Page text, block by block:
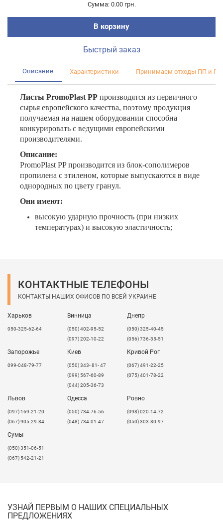
Сумма: 0.00 грн.
В корзину
Быстрый заказ
Описание Характеристики Принимаем отходы ПП и ПЭ
Листы PromoPlast PP производятся из первичного
сырья европейского качества, поэтому продукция
получаемая на нашем оборудовании способна
конкурировать с ведущими европейскими
производителями.
Описание:
PromoPlast PP производится из блок-сополимеров
пропилена с этиленом, которые выпускаются в виде
однородных по цвету гранул.
Они имеют:
высокую ударную прочность (при низких
температурах) и высокую эластичность;
полипропилена, а также при эксплуатации
изделий из него.
выпустить листы PromoPlast PP под заказ.
На выбор клиента: размер, цвет, наличие УФ-
стабилизатора, функциональные добавки и т.д.
Минимальный заказ от 3-х тонн.
В процессе производства соблюдается контроль
качества и производятся собственные испытания
сертификаты: ТУ, санитарно-эпидемиологические
заключения на продукцию и ТУ.
КОНТАКТНЫЕ ТЕЛЕФОНЫ
КОНТАКТЫ НАШИХ ОФИСОВ ПО ВСЕЙ УКРАИНЕ
Харьков
050-325-62-64
Винница
(050) 402-95-52
(097) 202-10-22
Днепр
(050) 325-40-45
(056) 736-35-51
Запорожье
099-048-79-77
Киев
(050) 343- 81- 47
(099) 567-60-89
(044) 205-36-73
Кривой Рог
(067) 491-22-25
(075) 401-78-22
Львов
​(097) 169-21-20
(067) 905-29-84
Одесса
(050) 734-76-56
(048) 734-01-47
Ровно
(098) 020-14-72
(050) 303-80-97
Сумы
(050) 351-06-51
(067) 542-21-21
УЗНАЙ ПЕРВЫМ О НАШИХ СПЕЦИАЛЬНЫХ
ПРЕДЛОЖЕНИЯХ